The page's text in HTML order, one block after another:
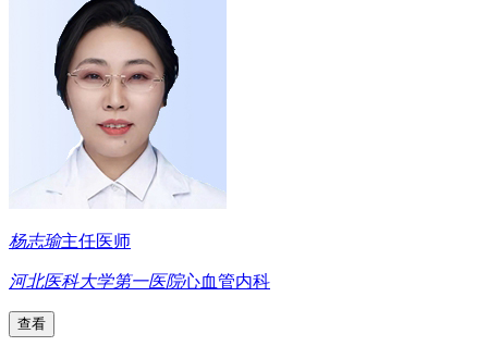
杨志瑜主任医师
河北医科大学第一医院心血管内科
查看